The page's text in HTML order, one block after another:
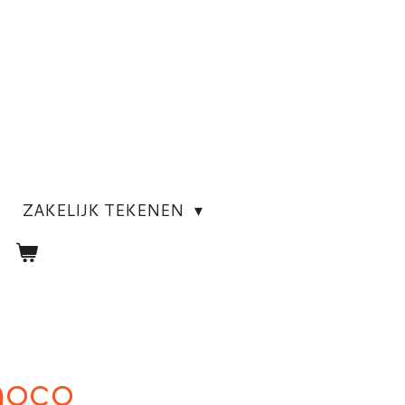
ZAKELIJK TEKENEN